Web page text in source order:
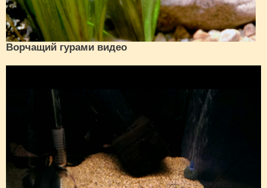
Ворчащий гурами видео